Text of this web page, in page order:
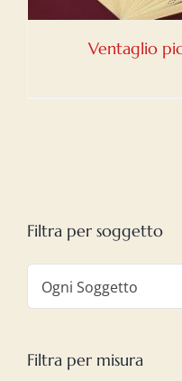
Ventaglio
Filtra per soggetto
Ogni Soggetto
Filtra per misura